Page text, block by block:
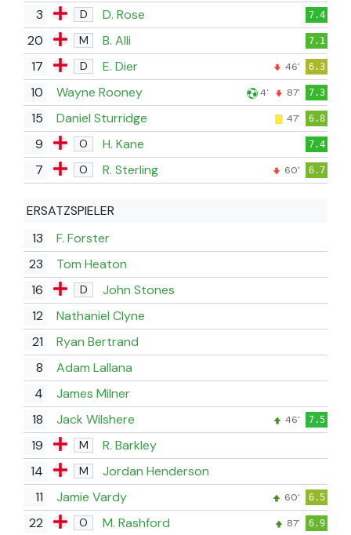
3 D D. Rose 7.4
20 M B. Alli 7.1
17 D E. Dier 46' 6.3
10 Wayne Rooney 4' 87' 7.3
15 Daniel Sturridge 47' 6.8
9 O H. Kane 7.4
7 O R. Sterling 60' 6.7
ERSATZSPIELER
13
F. Forster
23
Tom Heaton
16
D
John Stones
12
Nathaniel Clyne
21
Ryan Bertrand
8
Adam Lallana
4
James Milner
18
Jack Wilshere 46' 7.5
19 M
R. Barkley
14
M
Jordan Henderson
11
Jamie Vardy 60' 6.5
22 O M. Rashford 87' 6.9